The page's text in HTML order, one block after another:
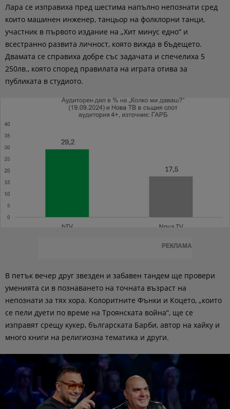
Лара се изправиха пред шестима напълно непознати сред
които машинен инженер, танцьор на фолклорни танци,
участник в първото издание на „Хит минус едно“ и
всестранно развита личност, която вижда в бъдещето.
Двамата се справиха добре със задачата и спечелиха 5
250лв., която според правилата на играта отива за
публиката в студиото.
РЕКЛАМА
В петък вечер друг звезден и забавен тандем ще провери
уменията си в познаването на точната възраст на
непознати за тях хора. Колоритните Фънки и Коцето, „които
се пели дуети по време на Троянската война“, ще се
изправят срещу кукер, българската Барби, автор на хайку и
много книги на религиозна тематика и други.